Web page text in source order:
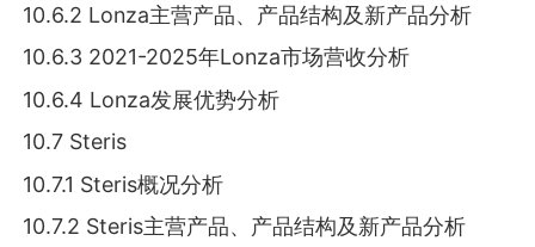
10.6.2 Lonza主营产品、产品结构及新产品分析
10.6.3 2021-2025年Lonza市场营收分析
10.6.4 Lonza发展优势分析
10.7 Steris
10.7.1 Steris概况分析
10.7.2 Steris主营产品、产品结构及新产品分析